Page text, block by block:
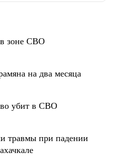
зоне СВО
на два месяца
убит в СВО
травмы при падении